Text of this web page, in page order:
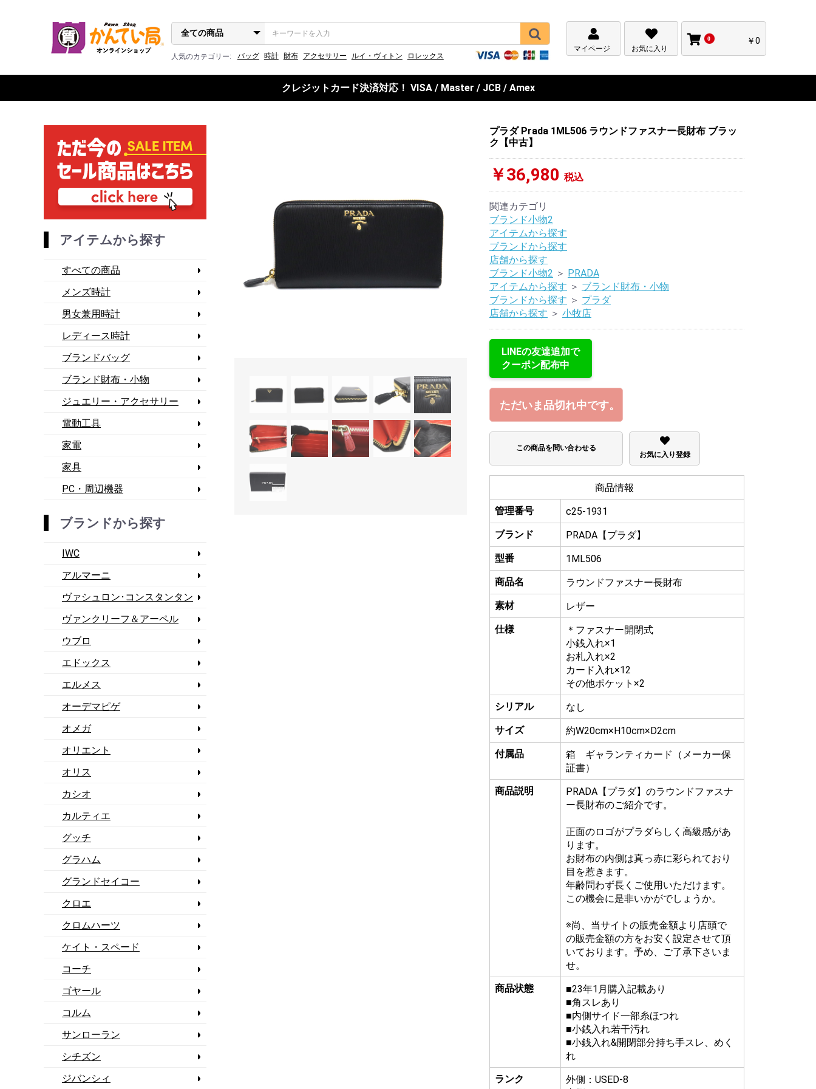
人気のカテゴリー: バッグ 時計 財布 アクセサリー ルイ・ヴィトン ロレックス
マイページ お気に入り
0 ￥0
クレジットカード決済対応！ VISA / Master / JCB / Amex
アイテムから探す
すべての商品
メンズ時計
男女兼用時計
レディース時計
ブランドバッグ
ブランド財布・小物
ジュエリー・アクセサリー
電動工具
家電
家具
PC・周辺機器
ブランドから探す
IWC
アルマーニ
ヴァシュロン･コンスタンタン
ヴァンクリーフ＆アーペル
ウブロ
エドックス
エルメス
オーデマピゲ
オメガ
オリエント
オリス
カシオ
カルティエ
グッチ
グラハム
グランドセイコー
クロエ
クロムハーツ
ケイト・スペード
コーチ
ゴヤール
コルム
サンローラン
シチズン
ジバンシィ
プラダ Prada 1ML506 ラウンドファスナー長財布 ブラッ
ク【中古】
￥36,980 税込
関連カテゴリ
ブランド小物2
アイテムから探す
ブランドから探す
店舗から探す
ブランド小物2 ＞ PRADA
アイテムから探す ＞ ブランド財布・小物
ブランドから探す ＞ プラダ
店舗から探す ＞ 小牧店
LINEの友達追加で
クーポン配布中
ただいま品切れ中です。
この商品を問い合わせる
お気に入り登録
商品情報
管理番号
c25-1931
ブランド
PRADA【プラダ】
型番
1ML506
商品名
ラウンドファスナー長財布
素材
レザー
仕様
＊ファスナー開閉式
小銭入れ×1
お札入れ×2
カード入れ×12
その他ポケット×2
シリアル
なし
サイズ
約W20cm×H10cm×D2cm
付属品
箱 ギャランティカード（メーカー保
証書）
商品説明
PRADA【プラダ】のラウンドファスナ
ー長財布のご紹介です。
正面のロゴがプラダらしく高級感があ
ります。
お財布の内側は真っ赤に彩られており
目を惹きます。
年齢問わず長くご使用いただけます。
この機会に是非いかがでしょうか。
※尚、当サイトの販売金額より店頭で
の販売金額の方をお安く設定させて頂
いております。予め、ご了承下さいま
せ。
商品状態
■23年1月購入記載あり
■角スレあり
■内側サイド一部糸ほつれ
■小銭入れ若干汚れ
■小銭入れ&開閉部分持ち手スレ、めく
れ
ランク
外側：USED-8